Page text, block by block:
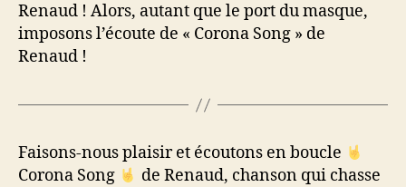
Renaud ! Alors, autant que le port du masque,
imposons l’écoute de « Corona Song » de
Renaud !
Faisons-nous plaisir et écoutons en boucle
Corona Song
de Renaud, chanson qui chasse